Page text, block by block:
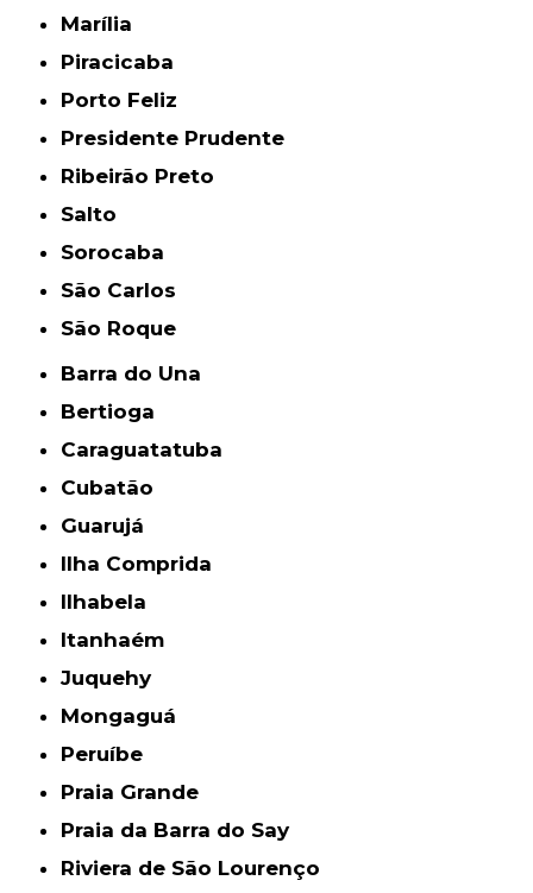
Marília
Piracicaba
Porto Feliz
Presidente Prudente
Ribeirão Preto
Salto
Sorocaba
São Carlos
São Roque
Barra do Una
Bertioga
Caraguatatuba
Cubatão
Guarujá
Ilha Comprida
Ilhabela
Itanhaém
Juquehy
Mongaguá
Peruíbe
Praia Grande
Praia da Barra do Say
Riviera de São Lourenço